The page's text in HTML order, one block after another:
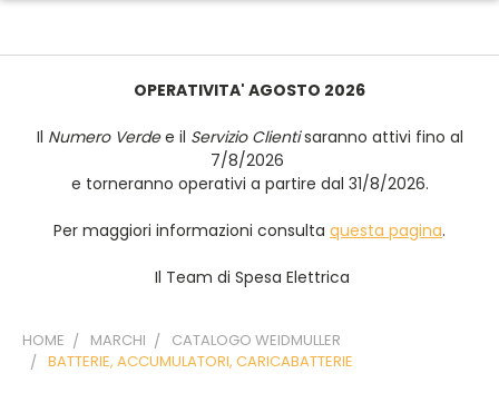
OPERATIVITA' AGOSTO 2026
Il Numero Verdee il Servizio Clientisaranno attivi fino al
7/8/2026
e torneranno operativi a partire dal 31/8/2026.
Per maggiori informazioni consulta questa pagina.
Il Team di Spesa Elettrica
HOME MARCHI
CATALOGO WEIDMULLER
BATTERIE, ACCUMULATORI, CARICABATTERIE